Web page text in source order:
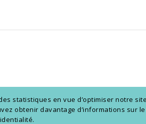
statistiques en vue d’optimiser notre
obtenir davantage d’informations sur